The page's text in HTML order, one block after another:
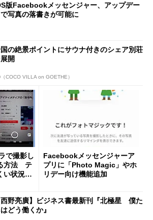
版Facebookメッセンジャー、アップデー
で写真の落書きが可能に
の絶景ポイントにサウナ付きのシェア別荘
開
COCO VILLA on GOETHE）
で撮影し
方法 テ
い状況も
Facebookメッセンジャーア
プリに「Photo Magic」やホ
リデー向け機能追加
西野亮廣】ビジネス書最新刊『北極星 僕た
どう働くか』